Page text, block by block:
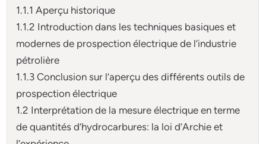
1.1.1 Aperçu historique
1.1.2 Introduction dans les techniques basiques et
modernes de prospection électrique de l’industrie
pétrolière
1.1.3 Conclusion sur l’aperçu des différents outils de
prospection électrique
1.2 Interprétation de la mesure électrique en terme
de quantités d’hydrocarbures: la loi d’Archie et